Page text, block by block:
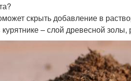
скрыть добавление в
– слой древесной